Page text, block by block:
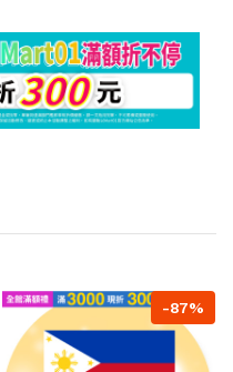
-87%